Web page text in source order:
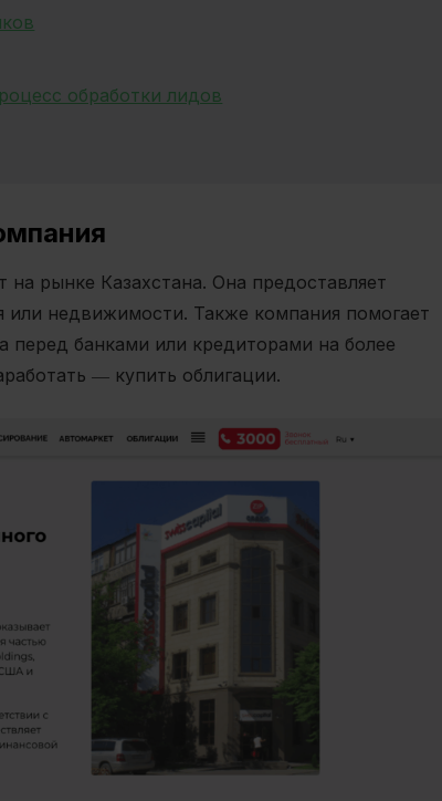
обработки лидов
на рынке Казахстана. Она предоставляет
или недвижимости. Также компания помогает
перед банками или кредиторами на более
― купить облигации.